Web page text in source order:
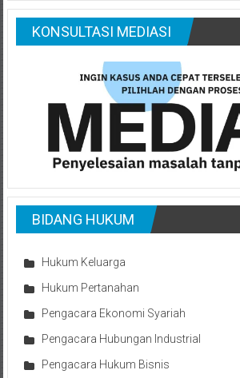
KONSULTASI MEDIASI
BIDANG HUKUM
Hukum Keluarga
Hukum Pertanahan
Pengacara Ekonomi Syariah
Pengacara Hubungan Industrial
Pengacara Hukum Bisnis